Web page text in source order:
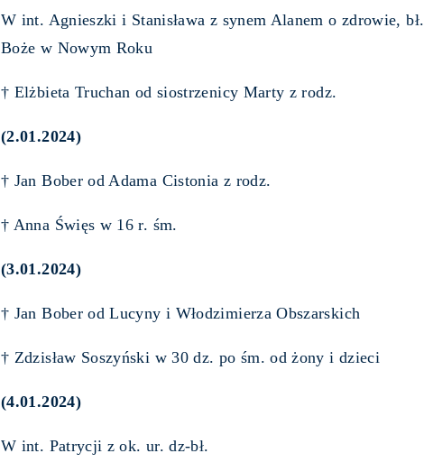
W int. Agnieszki i Stanisława z synem Alanem o zdrowie, bł.
Boże w Nowym Roku
† Elżbieta Truchan od siostrzenicy Marty z rodz.
(2.01.2024)
† Jan Bober od Adama Cistonia z rodz.
† Anna Święs w 16 r. śm.
(3.01.2024)
† Jan Bober od Lucyny i Włodzimierza Obszarskich
† Zdzisław Soszyński w 30 dz. po śm. od żony i dzieci
(4.01.2024)
W int. Patrycji z ok. ur. dz-bł.